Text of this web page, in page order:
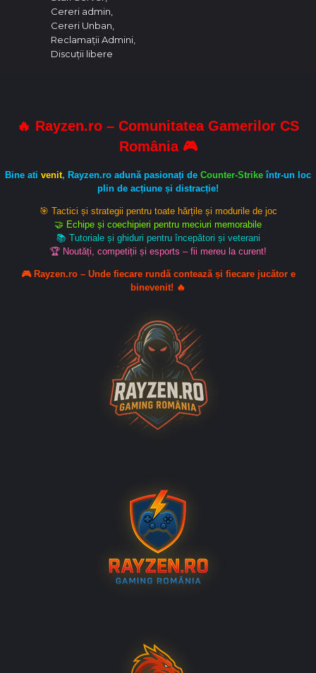
Cereri admin
Cereri Unban
Reclamații Admini
Discuții libere
🔥 Rayzen.ro – Comunitatea Gamerilor CS
România 🎮
Bine ati venit, Rayzen.ro adună pasionați de Counter-Strike într-un loc
plin de acțiune și distracție!
🎯 Tactici și strategii pentru toate hărțile și modurile de joc
🤝 Echipe și coechipieri pentru meciuri memorabile
📚 Tutoriale și ghiduri pentru începători și veterani
🏆 Noutăți, competiții și esports – fii mereu la curent!
🎮 Rayzen.ro – Unde fiecare rundă contează și fiecare jucător e
binevenit! 🔥